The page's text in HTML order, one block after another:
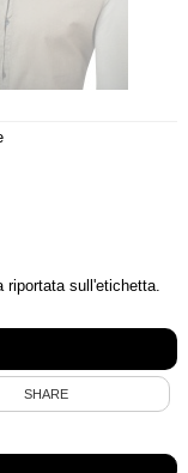
riportata sull'etichetta.
SHARE